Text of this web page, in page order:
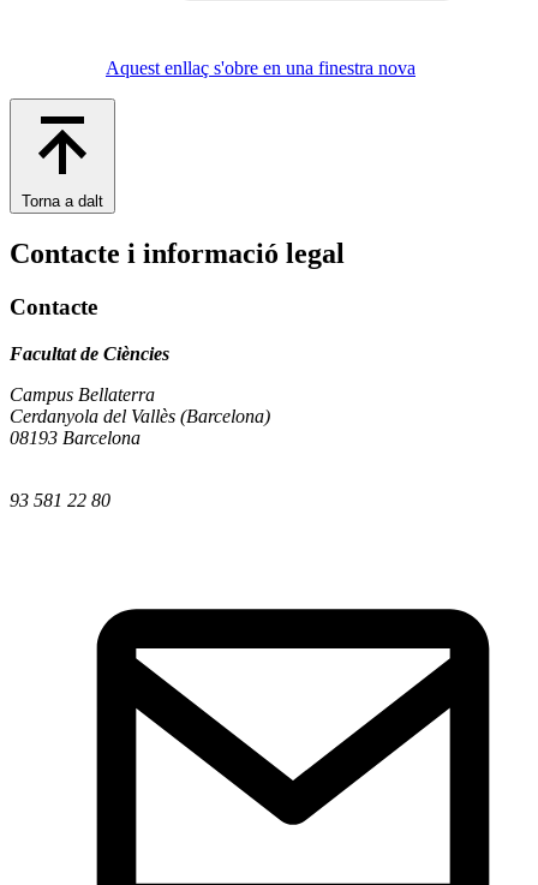
Aquest enllaç s'obre en una finestra nova
Torna a dalt
Contacte i informació legal
Contacte
Facultat de Ciències
Campus Bellaterra
Cerdanyola del Vallès (Barcelona)
08193 Barcelona
93 581 22 80